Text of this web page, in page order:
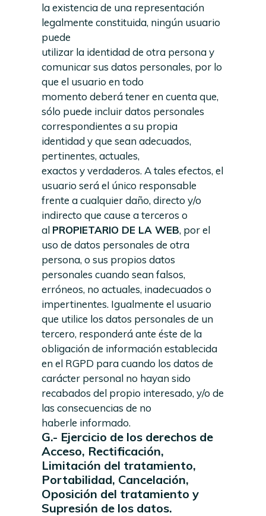
la existencia de una representación
legalmente constituida, ningún usuario
puede
utilizar la identidad de otra persona y
comunicar sus datos personales, por lo
que el usuario en todo
momento deberá tener en cuenta que,
sólo puede incluir datos personales
correspondientes a su propia
identidad y que sean adecuados,
pertinentes, actuales,
exactos y verdaderos. A tales efectos, el
usuario será el único responsable
frente a cualquier daño, directo y/o
indirecto que cause a terceros o
al PROPIETARIO DE LA WEB, por el
uso de datos personales de otra
persona, o sus propios datos
personales cuando sean falsos,
erróneos, no actuales, inadecuados o
impertinentes. Igualmente el usuario
que utilice los datos personales de un
tercero, responderá ante éste de la
obligación de información establecida
en el RGPD para cuando los datos de
carácter personal no hayan sido
recabados del propio interesado, y/o de
las consecuencias de no
haberle informado.
G.- Ejercicio de los derechos de
Acceso, Rectificación,
Limitación del tratamiento,
Portabilidad, Cancelación,
Oposición del tratamiento y
Supresión de los datos.